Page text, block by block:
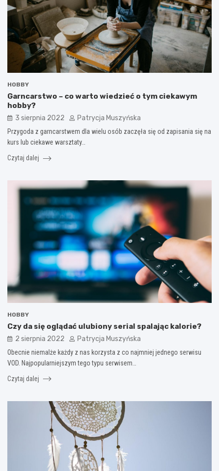
HOBBY
Garncarstwo – co warto wiedzieć o tym ciekawym
hobby?
3 sierpnia 2022 Patrycja Muszyńska
Przygoda z garncarstwem dla wielu osób zaczęła się od zapisania się na
kurs lub ciekawe warsztaty…
Czytaj dalej
HOBBY
Czy da się oglądać ulubiony serial spalając kalorie?
2 sierpnia 2022 Patrycja Muszyńska
Obecnie niemalże każdy z nas korzysta z co najmniej jednego serwisu
VOD. Najpopularniejszym tego typu serwisem…
Czytaj dalej